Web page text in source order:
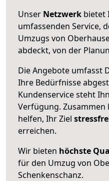
Unser Netzwerk bietet
umfassenden Service,
Umzugs von
abdeckt, von der
Die Angebote umfasst
Ihre Bedürfnisse
Kundenservice steht
Verfügung.
helfen, Ihr Ziel
erreichen.
Wir bieten höchste
für den Umzug von
Schenkenschanz.